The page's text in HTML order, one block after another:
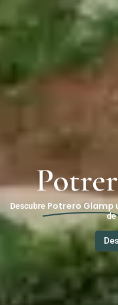
Descubre Potrero Glamp
de